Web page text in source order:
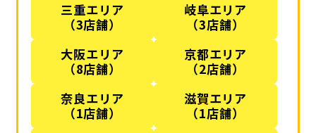
三重エリア
（3店舗）
岐阜エリア
（3店舗）
大阪エリア
（8店舗）
京都エリア
（2店舗）
奈良エリア
（1店舗）
滋賀エリア
（1店舗）